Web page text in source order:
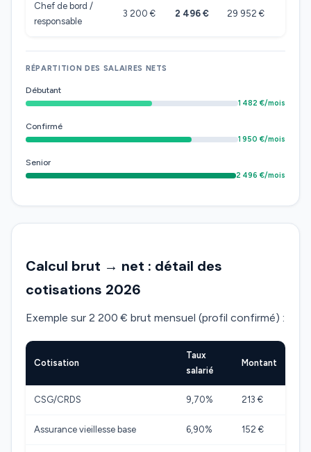
Chef de bord /
responsable
3 200 € 2 496 € 29 952 €
RÉPARTITION DES SALAIRES NETS
Débutant
1 482 €/mois
Confirmé
1 950 €/mois
Senior
2 496 €/mois
Calcul brut → net : détail des
cotisations 2026
Exemple sur 2 200 € brut mensuel (profil confirmé) :
Cotisation
Taux
salarié
Montant
CSG/CRDS 9,70% 213 €
Assurance vieillesse base 6,90% 152 €